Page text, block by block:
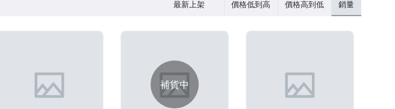
最新上架 價格低到高 價格高到低 銷量
補貨中